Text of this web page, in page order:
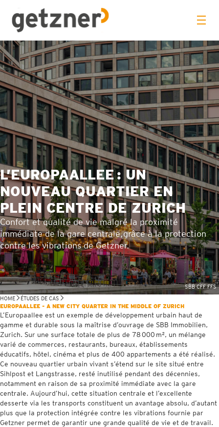
L’EUROPAALLEE : UN
NOUVEAU QUARTIER EN
PLEIN CENTRE DE ZURICH
Confort et qualité de vie malgré la proximité
immédiate de la gare centrale,grâce à la protection
contre les vibrations de Getzner.
SBB CFF FFS
HOME
ÉTUDES DE CAS
EUROPAALLEE - A NEW CITY QUARTER IN THE MIDDLE OF ZURICH
L’Europaallee est un exemple de développement urbain haut de
gamme et durable sous la maîtrise d’ouvrage de SBB Immobilien,
Zurich. Sur une surface totale de plus de 78 000 m², un mélange
varié de commerces, restaurants, bureaux, établissements
éducatifs, hôtel, cinéma et plus de 400 appartements a été réalisé.
Ce nouveau quartier urbain vivant s’étend sur le site situé entre
Sihlpost et Langstrasse, resté inutilisé pendant des décennies,
notamment en raison de sa proximité immédiate avec la gare
centrale. Aujourd’hui, cette situation centrale et l’excellente
desserte via les transports constituent un avantage absolu, d’autant
plus que la protection intégrée contre les vibrations fournie par
Getzner permet de garantir une grande qualité de vie et de travail.